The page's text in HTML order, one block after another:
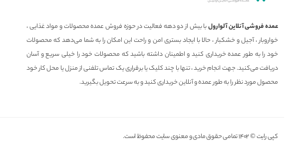
عمده فروشی آنلاین آلوارولبا بیش از دو دهه فعالیت در حوزه فروش عمده محصولات و مواد غذایی ،
خواروبار ، آجیل و خشکبار ، حالا با ایجاد بستری امن و راحت این امکان را به شما می‌دهد که محصولات
خود را به طور عمده خریداری کنید و اطمینان داشته باشید که محصولات خود را خیلی سریع و آسان
دریافت می‌کنید. جهت انجام خرید ، تنها با چند کلیک یا برقراری یک تماس تلفنی از منزل یا محل کار خود
محصول مورد نظر را به طور عمده و آنلاین خریداری کنید و به سرعت تحویل بگیرید.
کپی رایت © ۱۴۰۲ تمامی حقوق مادی و معنوی سایت محفوظ است.